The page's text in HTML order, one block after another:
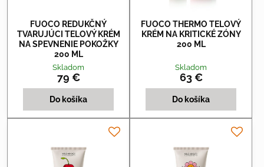
FUOCO REDUKČNÝ
TVARUJÚCI TELOVÝ KRÉM
NA SPEVNENIE POKOŽKY
200 ML
Skladom
79 €
Do košíka
FUOCO THERMO TELOVÝ
KRÉM NA KRITICKÉ ZÓNY
200 ML
Skladom
63 €
Do košíka